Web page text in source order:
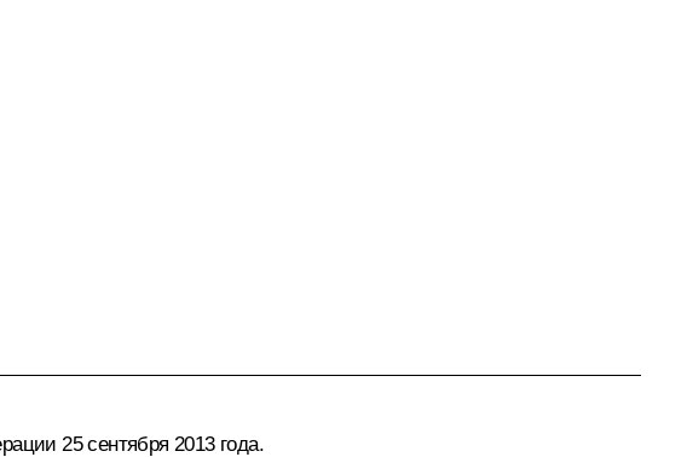
25 сентября 2013 года.